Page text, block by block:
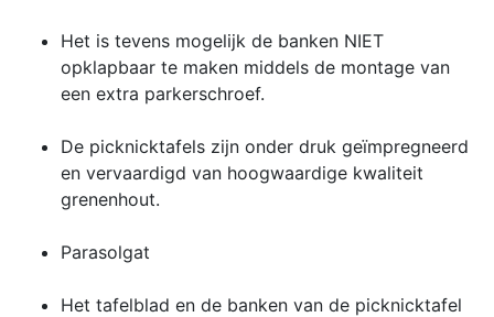
Het is tevens mogelijk de banken NIET
opklapbaar te maken middels de montage van
een extra parkerschroef.
De picknicktafels zijn onder druk geïmpregneerd
en vervaardigd van hoogwaardige kwaliteit
grenenhout.
Parasolgat
Het tafelblad en de banken van de picknicktafel